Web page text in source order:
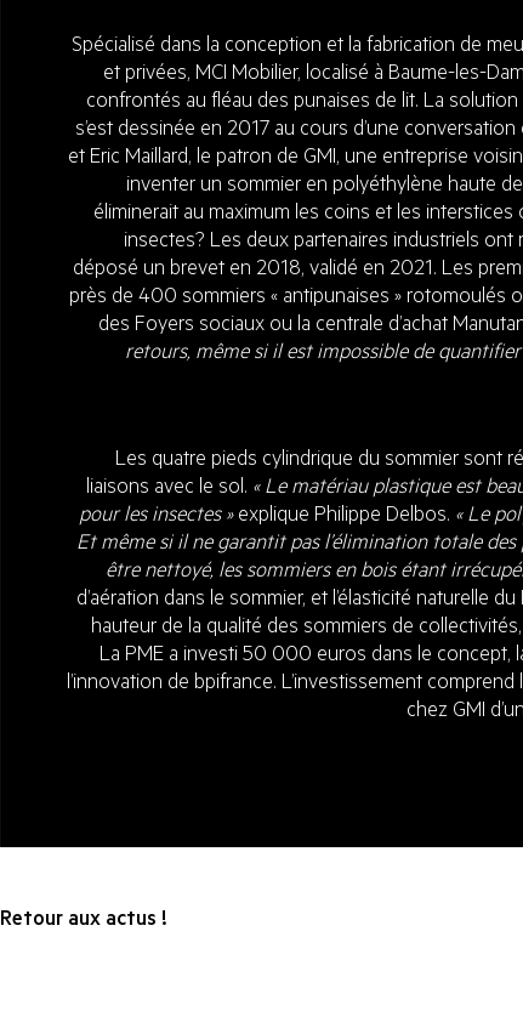
Spécialisé dans la conception et la fabrication de
et privées, MCI Mobilier, localisé à Baume-les-
confrontés au fléau des punaises de lit. La
s’est dessinée en 2017 au cours d’une
et Eric Maillard, le patron de GMI, une entreprise
inventer un sommier en polyéthylène haute
éliminerait au maximum les coins et les
insectes? Les deux partenaires industriels ont
déposé un brevet en 2018, validé en 2021. Les
près de 400 sommiers « antipunaises » rotomoulés
des Foyers sociaux ou la centrale d’achat
retours, même si il est impossible de quantifier
Les quatre pieds cylindrique du sommier sont
liaisons avec le sol. « Le matériau plastique est
pour les insectes »explique Philippe Delbos. « Le
Et même si il ne garantit pas l’élimination totale des
être nettoyé, les sommiers en bois étant
d’aération dans le sommier, et l’élasticité naturelle
hauteur de la qualité des sommiers de
La PME a investi 50 000 euros dans le concept,
l’innovation de bpifrance. L’investissement
chez GMI
Retour aux actus !